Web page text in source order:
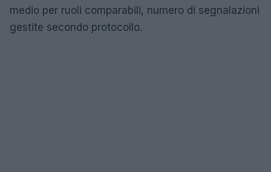
medio per ruoli comparabili, numero di segnalazioni
gestite secondo protocollo.